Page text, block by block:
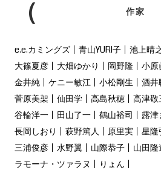
作家
e.e.カミングズ 青山YURI子 池上晴
大篠夏彦
大畑ゆかり 岡野隆 小原
金井純
ケニー敏江 小松剛生 酒井
菅原美架
仙田学 高島秋穂 高津敬
谷輪洋一
田山了一 鶴山裕司 露
長岡しおり
萩野篤人 原里実 星隆
三浦俊彦
水野翼 山際恭子 山田隆
ラモーナ・ツァラヌ
りょん